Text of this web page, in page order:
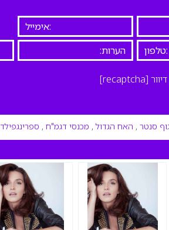
[recaptcha]
סנטר , האח הגדול , מכנסי דגמ"ח , ספרינגפילד